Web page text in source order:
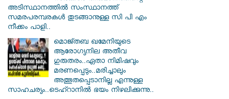
അടിസ്ഥാനത്തിൽ സംസ്ഥാനത്ത്
സമരപരമ്പരകൾ തുടങ്ങാനുള്ള സി പി എം
നീക്കം പാളി..
മൊജ്തബ ഖമേനിയുടെ
ആരോഗ്യനില അതീവ
ഗുരുതരം..ഏതാ നിമിഷവും
മരണപ്പെടും..മരിച്ചാലും
അത്ഭുതപ്പെടാനില്ല എന്നുള്ള
സാഹചര്യം..ടെഹ്റാനിൽ ഭയം നിഴലിക്കുന്നു..